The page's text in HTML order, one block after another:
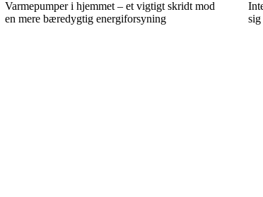
Varmepumper i hjemmet – et vigtigt skridt mod
en mere bæredygtig energiforsyning
sig